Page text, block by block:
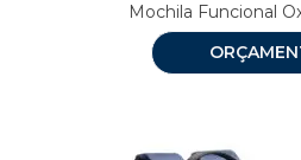
Mochila Funcional